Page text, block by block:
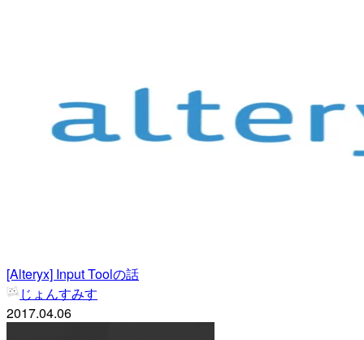
[Alteryx] Input Toolの話
じょんすみす
2017.04.06